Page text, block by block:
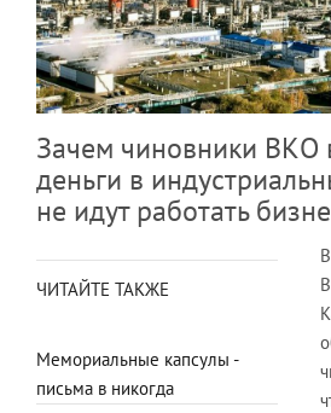
Зачем чиновники ВКО
деньги в
не идут работать
ЧИТАЙТЕ ТАКЖЕ
Мемориальные капсулы -
письма в никогда